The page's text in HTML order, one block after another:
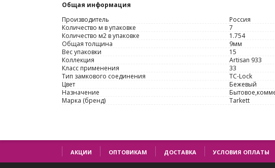
Общая информация
Производитель
Россия
Количество м в упаковке
7
Количество м2 в упаковке
1.754
Общая толщина
9мм
Вес упаковки
15
Коллекция
Artisan 933
Класс применения
33
Тип замкового соединения
TС-Lock
Цвет
Бежевый
Назначение
Марка (бренд)
Tarkett
АКЦИИ ОПТОВИКАМ ДОСТАВКА УСЛОВИЯ ОПЛАТЫ